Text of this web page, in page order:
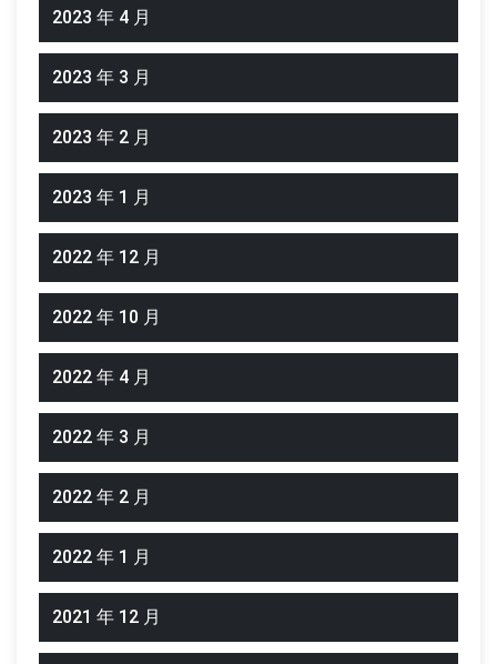
2023 年 4 月
2023 年 3 月
2023 年 2 月
2023 年 1 月
2022 年 12 月
2022 年 10 月
2022 年 4 月
2022 年 3 月
2022 年 2 月
2022 年 1 月
2021 年 12 月